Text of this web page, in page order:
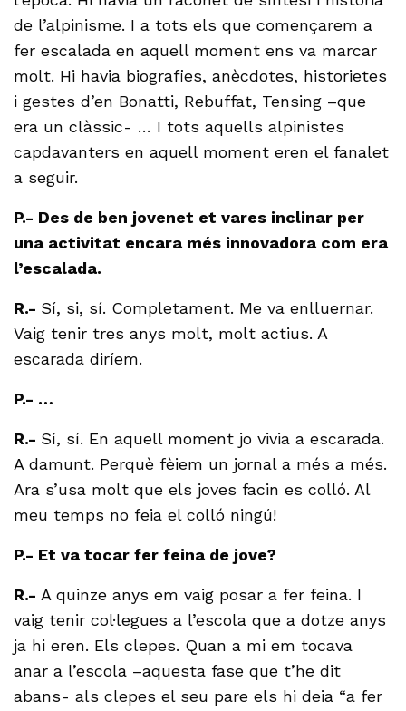
de l’alpinisme. I a tots els que començarem a
fer escalada en aquell moment ens va marcar
molt. Hi havia biografies, anècdotes, historietes
i gestes d’en Bonatti, Rebuffat, Tensing –que
era un clàssic- … I tots aquells alpinistes
capdavanters en aquell moment eren el fanalet
a seguir.
P.- Des de ben jovenet et vares inclinar per
una activitat encara més innovadora com era
l’escalada.
R.- Sí, si, sí. Completament. Me va enlluernar.
Vaig tenir tres anys molt, molt actius. A
escarada diríem.
P.- …
R.- Sí, sí. En aquell moment jo vivia a escarada.
A damunt. Perquè fèiem un jornal a més a més.
Ara s’usa molt que els joves facin es colló. Al
meu temps no feia el colló ningú!
P.- Et va tocar fer feina de jove?
R.- A quinze anys em vaig posar a fer feina. I
vaig tenir col·legues a l’escola que a dotze anys
ja hi eren. Els clepes. Quan a mi em tocava
anar a l’escola –aquesta fase que t’he dit
abans- als clepes el seu pare els hi deia “a fer